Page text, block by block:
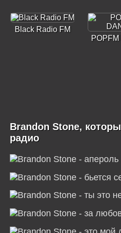
Black Radio FM
Brandon Stone,
радио